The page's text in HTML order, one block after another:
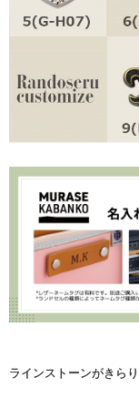
ラインストーンがきら